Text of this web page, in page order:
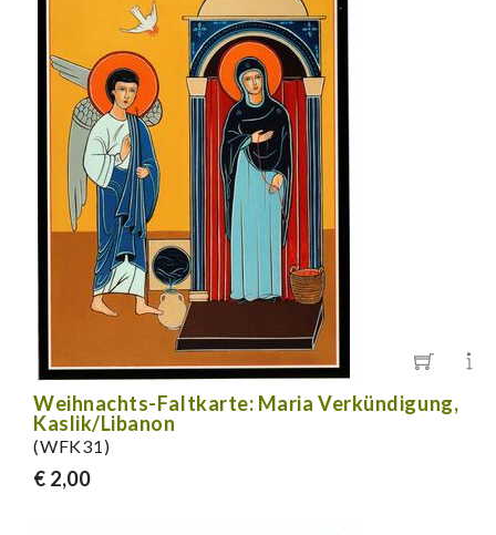
Weihnachts-Faltkarte: Maria Verkündigung,
Kaslik/Libanon
(WFK31)
€ 2,00